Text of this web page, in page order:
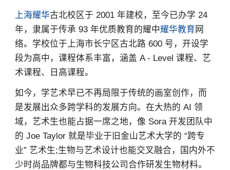
上海耀华古北校区于 2001 年建校，至今已办学 24
年，隶属于传承 93 年优质教育的耀中耀华教育 网
络。学校位于上海市长宁区古北路 600 号，开设学
段为高中，课程体系丰富，涵盖 A - Level 课程、艺
术课程、日高课程。
如今，学艺术早已不再局限于传统的画室创作，而
是发展出众多跨学科的发展方向。在大热的 AI 领
域，艺术生也能占据一席之地，像 Sora 开发团队中
的 Joe Taylor 就是毕业于旧金山艺术大学的 “跨专
业” 艺术生;生物与艺术设计也能交叉融合，国内外不
少时尚品牌都与生物科技公司合作研发生物材料。